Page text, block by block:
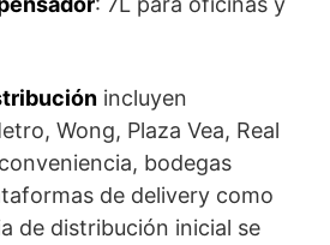
incluyen
Wong, Plaza Vea, Real
bodegas
de delivery como
de distribución inicial se